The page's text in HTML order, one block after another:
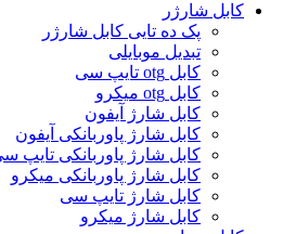
کابل شارژر
پک ده تایی کابل شارژر
تبدیل موبایلی
کابل otg تایپ سی
کابل otg میکرو
کابل شارژ آیفون
کابل شارژ پاوربانکی آیفون
کابل شارژ پاوربانکی تایپ
کابل شارژ پاوربانکی میکرو
کابل شارژ تایپ سی
کابل شارژ میکرو